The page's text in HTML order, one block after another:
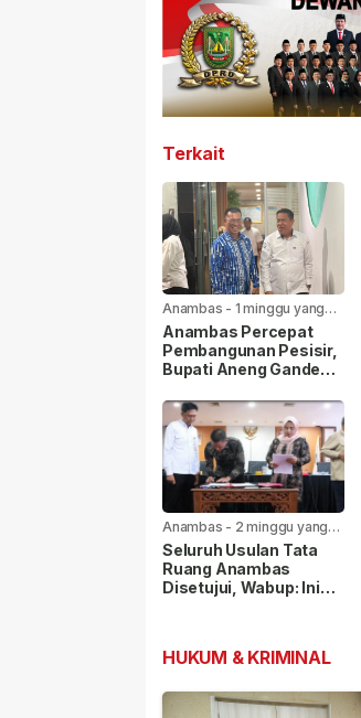
Terkait
Anambas - 1 minggu yang
lalu
Anambas Percepat
Pembangunan Pesisir,
Bupati Aneng Gandeng
Anambas - 2 minggu yang
lalu
Seluruh Usulan Tata
Ruang Anambas
Disetujui, Wabup: Ini
HUKUM & KRIMINAL